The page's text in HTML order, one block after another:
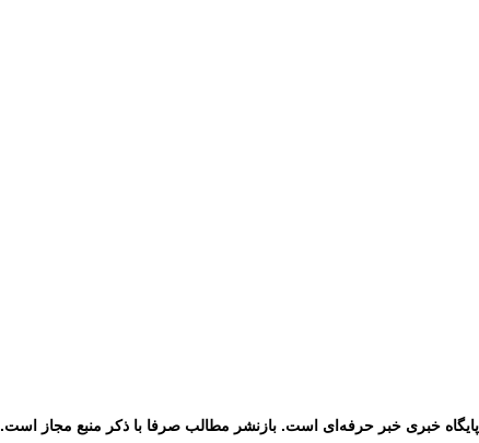
خبری خبر حرفه‌ای است. بازنشر مطالب صرفا با ذکر منبع مجاز است.